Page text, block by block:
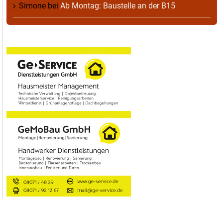
Simone bei Ab Montag: Baustelle an der B15